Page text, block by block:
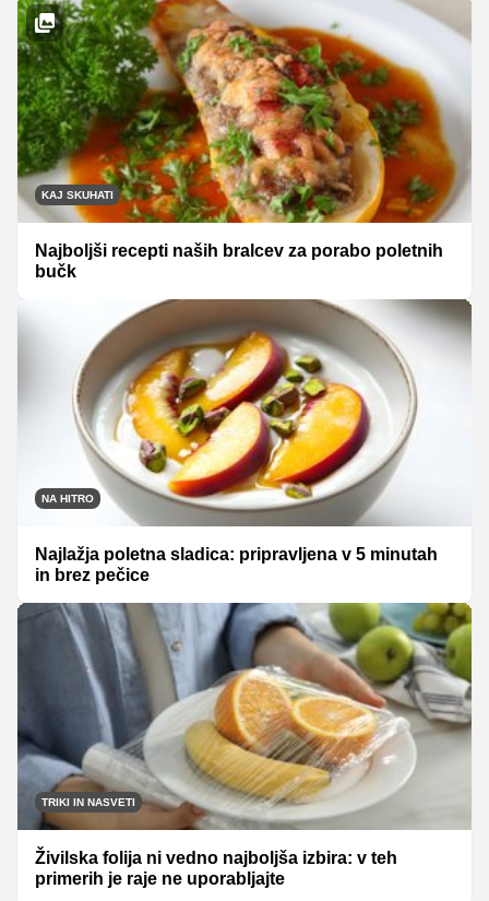
KAJ SKUHATI
Najboljši recepti naših bralcev za porabo poletnih
bučk
NA HITRO
Najlažja poletna sladica: pripravljena v 5 minutah
in brez pečice
TRIKI IN NASVETI
Živilska folija ni vedno najboljša izbira: v teh
primerih je raje ne uporabljajte